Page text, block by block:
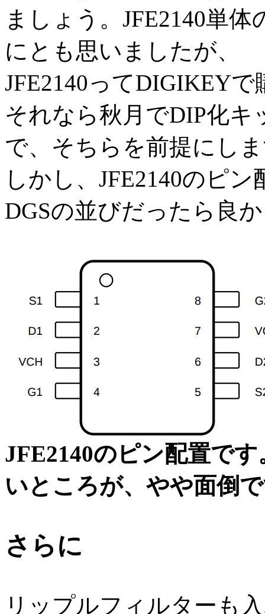
ましょう。JFE2140単
にとも思いましたが、
JFE2140ってDIGIKEY
それなら秋月でDIP化
で、そちらを前提にし
しかし、JFE2140のピ
DGSの並びだったら良
JFE2140のピン配置で
いところが、やや面倒
さらに
リップルフィルターも